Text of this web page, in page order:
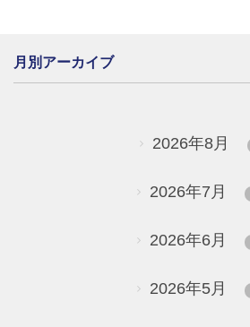
月別アーカイブ
2026年8月
2026年7月
2026年6月
2026年5月